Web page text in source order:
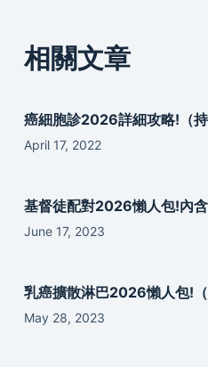
相關文章
癌細胞診2026詳細攻略!（持
April 17, 2022
基督徒配對2026懶人包!內
June 17, 2023
乳癌擴散淋巴2026懶人包!（
May 28, 2023